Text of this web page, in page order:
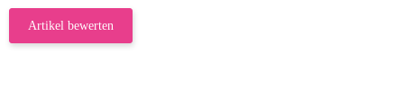
Artikel bewerten